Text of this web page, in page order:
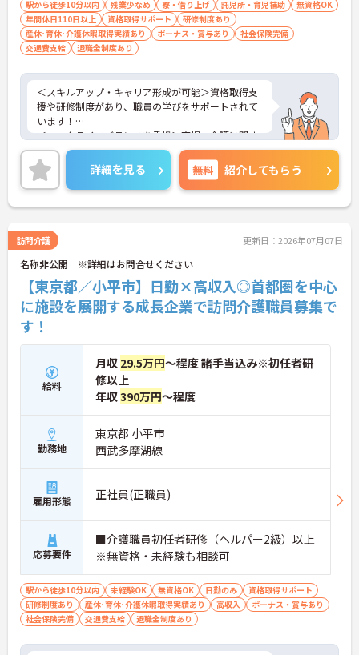
駅から徒歩10分以内 残業少なめ 寮・借り上げ 託児所・育児補助
無資格OK
年間休日110日以上
資格取得サポート
研修制度あり
産休･育休･介護休暇取得実績あり
ボーナス・賞与あり
社会保険完備
交通費支給
退職金制度あり
＜スキルアップ・キャリア形成が可能＞資格取得支
援や研修制度があり、職員の学びをサポートされて
います！
＜ワークライフバランスを重視＞育児・介護に関す
る制度や社宅制度、各種手当など、長く安心して働
きやすい環境が整っています。
＜寄り添ったケアの実施＞利用者さまに深く寄り添
ったサービスの提供を目指し、職員の専門性を高め
るような人材育成にも注力されています。
詳細をお話ししますのでお気軽にご相談ください！
詳細を見る 無料 紹介してもらう
訪問介護 更新日：2026年07月07日
名称非公開 ※詳細はお問合せください
【東京都／小平市】日勤×高収入◎首都圏を中心
に施設を展開する成長企業で訪問介護職員募集で
す！
給料
月収 29.5万円～程度 諸手当込み※初任者研
修以上
年収390万円～程度
勤務地
東京都 小平市
西武多摩湖線
雇用形態 正社員(正職員)
応募要件
■介護職員初任者研修（ヘルパー2級）以上
※無資格・未経験も相談可
駅から徒歩10分以内 未経験OK 無資格OK 日勤のみ
資格取得サポート
研修制度あり
産休･育休･介護休暇取得実績あり 高収入
ボーナス・賞与あり
社会保険完備
交通費支給 退職金制度あり